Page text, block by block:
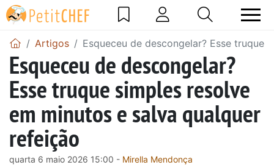
Artigos Esqueceu de descongelar? Esse truque
Esqueceu de descongelar?
Esse truque simples resolve
em minutos e salva qualquer
refeição
quarta 6 maio 2026 15:00 - Mirella Mendonça